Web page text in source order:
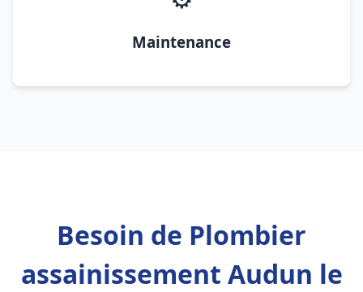
Maintenance
Besoin de Plombier
assainissement Audun le